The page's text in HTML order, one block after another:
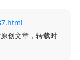
创文章，转载时